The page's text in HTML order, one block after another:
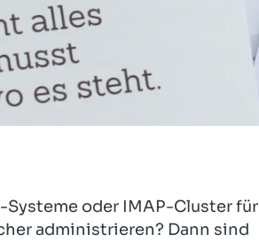
oder IMAP-Cluster für
administrieren? Dann sind